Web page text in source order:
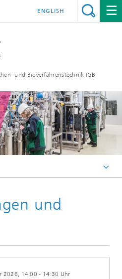
und Bioverfahrenstechnik IGB
ENGLISH
und
2026, 14:00 - 14:30 Uhr